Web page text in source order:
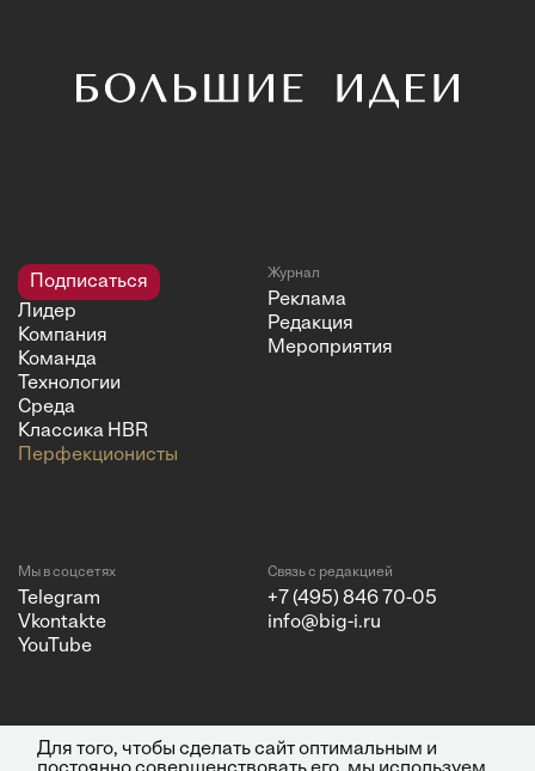
Подписаться
Лидер
Компания
Команда
Технологии
Среда
Классика HBR
Перфекционисты
Журнал
Реклама
Редакция
Мероприятия
Мы в соцсетях
Telegram
Vkontakte
YouTube
Связь с редакцией
+7 (495) 846 70-05
info@big-i.ru
© 2026 ООО "Бизнес Инсайт
Политика конфиденциальности
Для того, чтобы сделать сайт оптимальным и